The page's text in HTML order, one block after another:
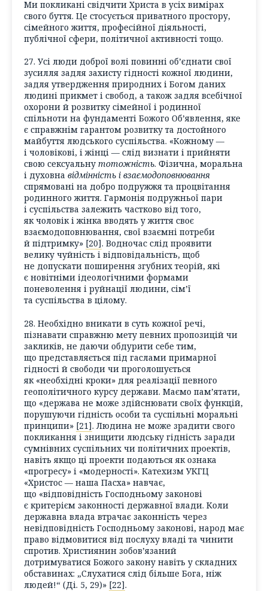
Ми покликані свідчити Христа в усіх вимірах
свого буття. Це стосується приватного простору,
сімейного життя, професійної діяльності,
публічної сфери, політичної активності тощо.
27. Усі люди доброї волі повинні об’єднати свої
зусилля задля захисту гідності кожної людини,
задля утвердження природних і Богом даних
людині прикмет і свобод, а також задля всебічної
охорони й розвитку сімейної і родинної
спільноти на фундаменті Божого Об’явлення, яке
є справжнім гарантом розвитку та достойного
майбуття людського суспільства. «Кожному —
і чоловікові, і жінці — слід визнати і прийняти
свою сексуальну тотожність. Фізична, моральна
і духовна відмінність і взаємодоповнювання
спрямовані на добро подружжя та процвітання
родинного життя. Гармонія подружньої пари
і суспільства залежить частково від того,
як чоловік і жінка вводять у життя своє
взаємодоповнювання, свої взаємні потреби
й підтримку» [20]. Водночас слід проявити
велику чуйність і відповідальність, щоб
не допускати поширення згубних теорій, які
є новітніми ідеологічними формами
поневолення і руйнації людини, сім’ї
та суспільства в цілому.
28. Необхідно вникати в суть кожної речі,
пізнавати справжню мету певних пропозицій чи
закликів, не даючи обдурити себе тим,
що представляється під гаслами примарної
гідності й свободи чи проголошується
як «необхідні кроки» для реалізації певного
геополітичного курсу держави. Маємо пам’ятати,
що «держава не може здійснювати своїх функцій,
порушуючи гідність особи та суспільні моральні
принципи» [21]. Людина не може зрадити свого
покликання і знищити людську гідність заради
сумнівних суспільних чи політичних проектів,
навіть якщо ці проекти подаються як ознака
«прогресу» і «модерності». Катехизм УКГЦ
«Христос — наша Пасха» навчає,
що «відповідність Господньому законові
є критерієм законності державної влади. Коли
державна влада втрачає законність через
невідповідність Господньому законові, народ має
право відмовитися від послуху владі та чинити
спротив. Християнин зобов’язаний
дотримуватися Божого закону навіть у складних
обставинах: „Слухатися слід більше Бога, ніж
людей!“ (Ді. 5, 29)» [22].